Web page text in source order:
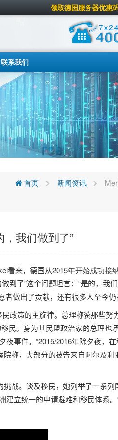
领取德国服务器优惠
联系我们
首页 新闻资讯
，我们做到了”
看来， 德国从2015年开始成功接
做到了”这个问题坦言：“是的，我
做出了贡献，还有很多人至今
民政策的主旋律。总理称赞那些努
民。身为基民盟政治家的总理也
夜事件。”2015/2016年除夕夜，
称，大部分的被告来自阿尔及
战。谈及移民，她列举了一系列
建立统一的申请避难和移民体系。